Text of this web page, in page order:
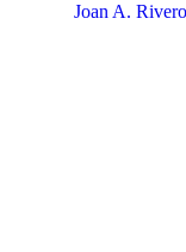
Joan A. Rivero